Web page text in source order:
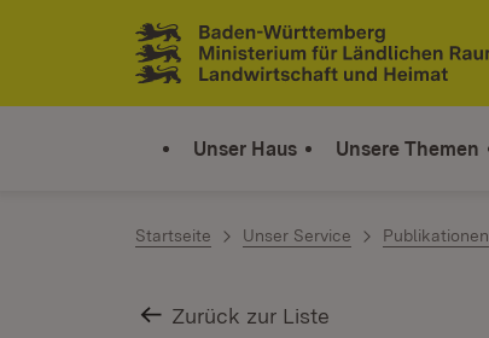
Zum Inhalt springen
Link zur Startseite
Unser Haus Unsere Themen
Startseite Unser Service Publikationen
Zurück zur Liste